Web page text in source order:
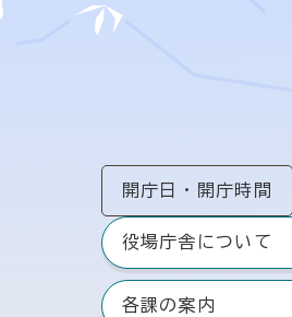
開庁日 ・ 開庁時間
役場庁舎について
各課の案内